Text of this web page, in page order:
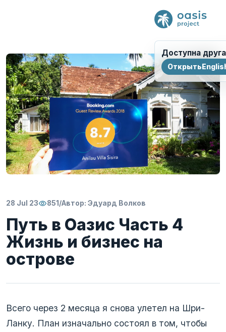
Доступна
Открыть
28 Jul 23 851 /Автор: Эдуард Волков
Путь в Оазис Часть 4
Жизнь и бизнес на
острове
Всего через 2 месяца я снова улетел на Шри-
Ланку. План изначально состоял в том, чтобы